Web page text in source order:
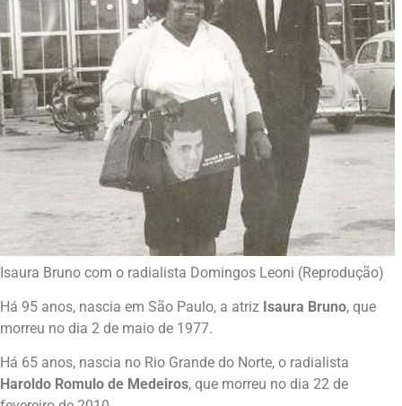
Isaura Bruno com o radialista Domingos Leoni (Reprodução)
Há 95 anos, nascia em São Paulo, a atriz Isaura Bruno, que
morreu no dia 2 de maio de 1977.
Há 65 anos, nascia no Rio Grande do Norte, o radialista
Haroldo Romulo de Medeiros, que morreu no dia 22 de